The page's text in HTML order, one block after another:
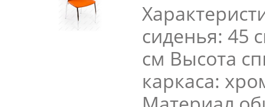
сиденья: 45
см Высота
каркаса: